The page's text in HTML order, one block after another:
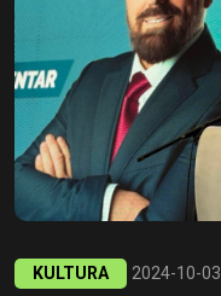
KULTURA 2024-10-03